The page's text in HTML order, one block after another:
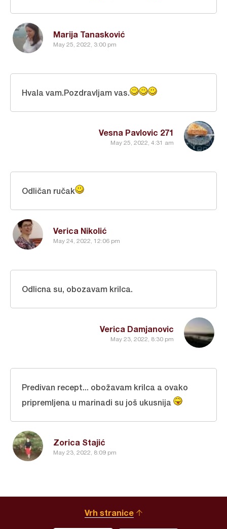
Marija Tanasković
May 25, 2022, 3:00 pm
Vesna Pavlovic 271
May 25, 2022, 4:31 am
Hvala vam.Pozdravljam vas.
Verica Nikolić
May 24, 2022, 12:06 pm
Odličan ručak
Verica Damjanovic
May 23, 2022, 8:30 pm
Odlicna su, obozavam krilca.
Zorica Stajić
May 23, 2022, 8:09 pm
Predivan recept... obožavam krilca a ovako
pripremljena u marinadi su još ukusnija
Vrh stranice